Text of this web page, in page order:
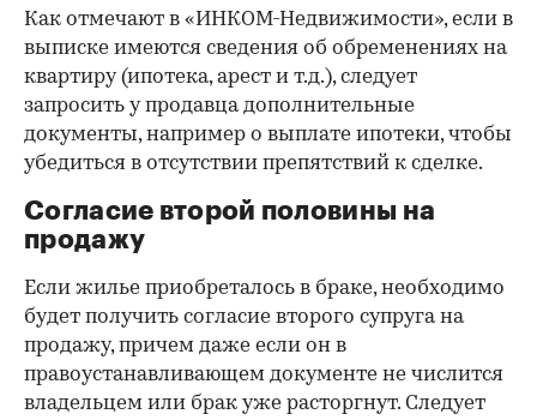
Как отмечают в «ИНКОМ-Недвижимости», если в
выписке имеются сведения об обременениях на
квартиру (ипотека, арест и т.д.), следует
запросить у продавца дополнительные
документы, например о выплате ипотеки, чтобы
убедиться в отсутствии препятствий к сделке.
Согласие второй половины на
продажу
Если жилье приобреталось в браке, необходимо
будет получить согласие второго супруга на
продажу, причем даже если он в
правоустанавливающем документе не числится
владельцем или брак уже расторгнут. Следует